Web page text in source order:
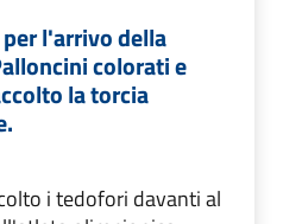
l'arrivo della
colorati e
la torcia
i tedofori davanti al